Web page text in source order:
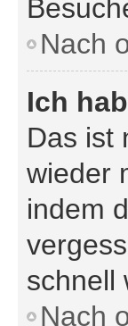
Nach
Ich
Das ist
wieder
indem
schnell
Nach